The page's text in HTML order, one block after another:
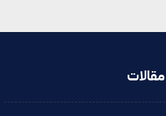
مقالات